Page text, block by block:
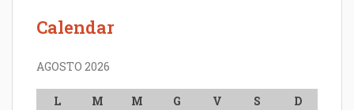
Calendar
AGOSTO 2026
L M M G V S
D